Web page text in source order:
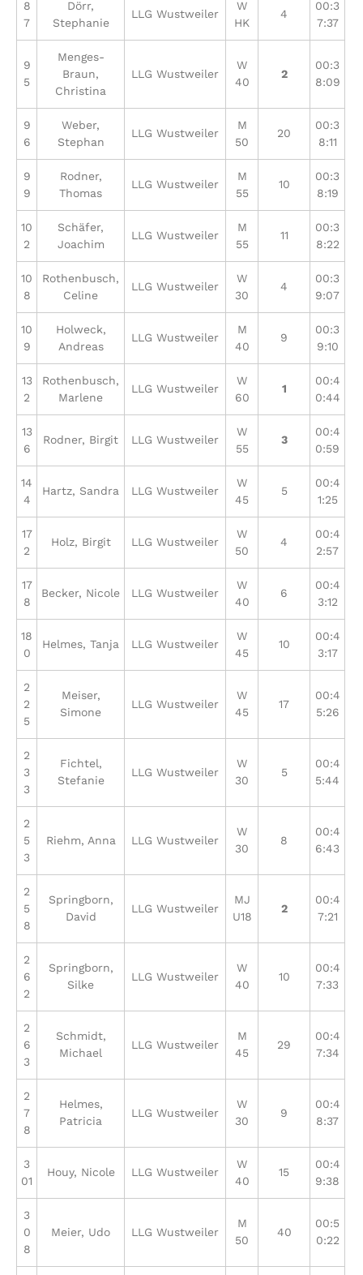
8
7
Dörr,
Stephanie
LLG Wustweiler
W
HK
4
00:3
7:37
9
5
Menges-
Braun,
Christina
LLG Wustweiler
W
40
2
00:3
8:09
9
6
Weber,
Stephan
LLG Wustweiler
M
50
20
00:3
8:11
9
9
Rodner,
Thomas
LLG Wustweiler
M
55
10
00:3
8:19
10
2
Schäfer,
Joachim
LLG Wustweiler
M
55
11
00:3
8:22
10
8
Rothenbusch,
Celine
LLG Wustweiler
W
30
4
00:3
9:07
10
9
Holweck,
Andreas
LLG Wustweiler
M
40
9
00:3
9:10
13
2
Rothenbusch,
Marlene
LLG Wustweiler
W
60
1
00:4
0:44
13
6
Rodner, Birgit LLG Wustweiler
W
55
3
00:4
0:59
14
4
Hartz, Sandra LLG Wustweiler
W
45
5
00:4
1:25
17
2
Holz, Birgit LLG Wustweiler
W
50
4
00:4
2:57
17
8
Becker, Nicole LLG Wustweiler
W
40
6
00:4
3:12
18
0
Helmes, Tanja LLG Wustweiler
W
45
10
00:4
3:17
2
2
5
Meiser,
Simone
LLG Wustweiler
W
45
17
00:4
5:26
2
3
3
Fichtel,
Stefanie
LLG Wustweiler
W
30
5
00:4
5:44
2
5
3
Riehm, Anna LLG Wustweiler
W
30
8
00:4
6:43
2
5
8
Springborn,
David
LLG Wustweiler
MJ
U18
2
00:4
7:21
2
6
2
Springborn,
Silke
LLG Wustweiler
W
40
10
00:4
7:33
2
6
3
Schmidt,
Michael
LLG Wustweiler
M
45
29
00:4
7:34
2
7
8
Helmes,
Patricia
LLG Wustweiler
W
30
9
00:4
8:37
3
01
Houy, Nicole LLG Wustweiler
W
40
15
00:4
9:38
3
0
8
Meier, Udo LLG Wustweiler
M
50
40
00:5
0:22